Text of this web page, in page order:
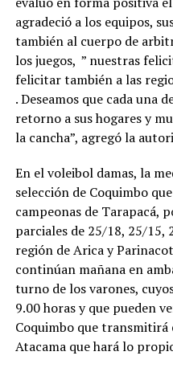
agradeció a los equipos,
también al cuerpo de
los juegos, ” nuestras
felicitar también a las
. Deseamos que cada una
retorno a sus hogares y
la cancha”, agregó la
En el voleibol damas, la
selección de Coquimbo
campeonas de Tarapacá,
parciales de 25/18, 25/15,
región de Arica y
continúan mañana en
turno de los varones,
9.00 horas y que pueden
Coquimbo que transmitirá
Atacama que hará lo